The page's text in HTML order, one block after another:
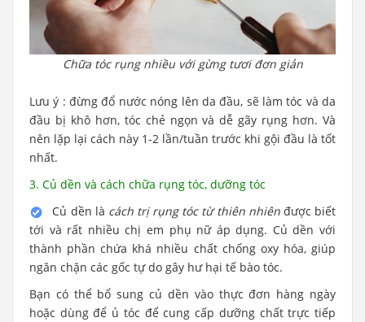
Chữa tóc rụng nhiều với gừng tươi đơn giản
Lưu ý : đừng đổ nước nóng lên da đầu, sẽ làm tóc và da
đầu bị khô hơn, tóc chẻ ngọn và dễ gãy rụng hơn. Và
nên lặp lại cách này 1-2 lần/tuần trước khi gội đầu là tốt
nhất.
3. Củ dền và cách chữa rụng tóc, dưỡng tóc
Củ dền là cách trị rụng tóc từ thiên nhiênđược biết
tới và rất nhiều chị em phụ nữ áp dụng. Củ dền với
thành phần chứa khá nhiều chất chống oxy hóa, giúp
ngăn chặn các gốc tự do gây hư hại tế bào tóc.
Bạn có thể bổ sung củ dền vào thực đơn hàng ngày
hoặc dùng để ủ tóc để cung cấp dưỡng chất trực tiếp